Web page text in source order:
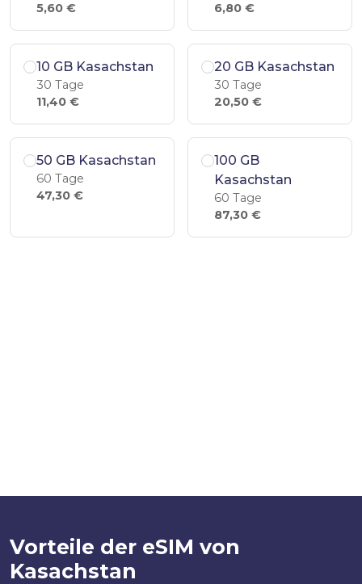
5,60 €
6,80 €
10 GB Kasachstan
30 Tage
11,40 €
20 GB Kasachstan
30 Tage
20,50 €
50 GB Kasachstan
60 Tage
47,30 €
100 GB
Kasachstan
60 Tage
87,30 €
Vorteile der eSIM von
Kasachstan